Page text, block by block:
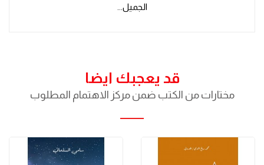
الجميل...
قد يعجبك ايضا
مختارات من الكتب ضمن مركز الاهتمام المطلوب